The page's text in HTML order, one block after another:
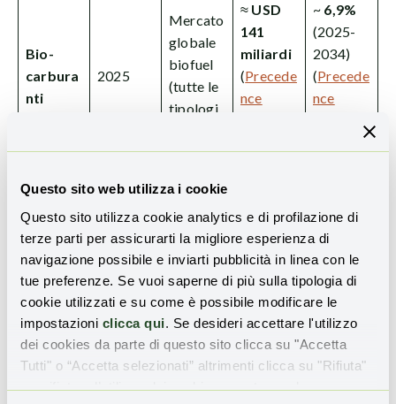
Questo sito web utilizza i cookie
Questo sito utilizza cookie analytics e di profilazione di
terze parti per assicurarti la migliore esperienza di
navigazione possibile e inviarti pubblicità in linea con le
tue preferenze. Se vuoi saperne di più sulla tipologia di
cookie utilizzati e su come è possibile modificare le
impostazioni clicca qui. Se desideri accettare l'utilizzo
dei cookies da parte di questo sito clicca su "Accetta
Tutti" o “Accetta selezionati” altrimenti clicca su "Rifiuta"
per rifiutare l’utilizzo dei cookie e mantenere le
Bio-
carbura
nti
2025
Mercato
globale
biofuel
(tutte le
tipologi
≈ USD
141
miliardi
(Precede
nce
~ 6,9%
(2025-
2034)
(Precede
nce
Ilmercato delle microalgheè molto
rispetto a quello complessivo dei biocarburanti
evidenziato in tabella, ma cresce più rapidamente
parte del valore del mercato di alghe e microalghe non è
legata direttamente alla produzione di biocarburanti.
Esse si usano anche in altri scopi, come quelli indicati in
precedenza, i quali, naturalmente, tirano il mercato
complessivo.
Impatti ambientali e potenziale